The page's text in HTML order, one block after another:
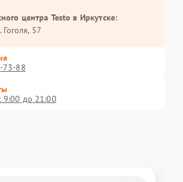
центра Testo в Иркутске:
​Гоголя, 57
73-88
9:00 до 21:00